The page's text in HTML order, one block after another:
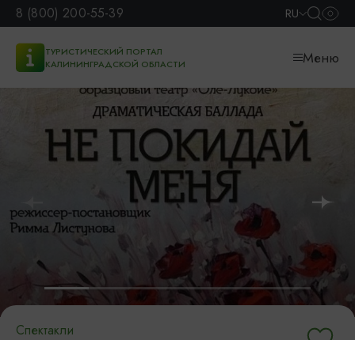
8 (800) 200-55-39 RU
ТУРИСТИЧЕСКИЙ ПОРТАЛ
КАЛИНИНГРАДСКОЙ ОБЛАСТИ
Меню
Спектакли